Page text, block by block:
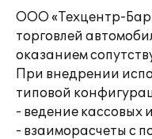
ООО «Техцентр-
торговлей
оказанием
При внедрении
типовой
- ведение кассовых
- взаиморасчеты с